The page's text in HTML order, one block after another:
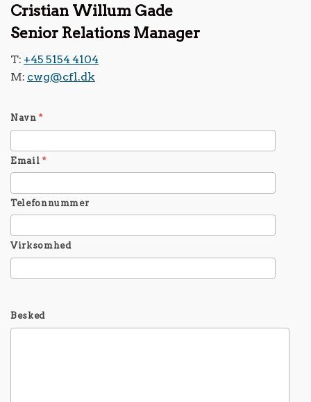
Cristian Willum Gade
Senior Relations Manager
T: +45 5154 4104
M: cwg@cfl.dk
Navn*
Email *
Telefonnummer
Virksomhed
Besked